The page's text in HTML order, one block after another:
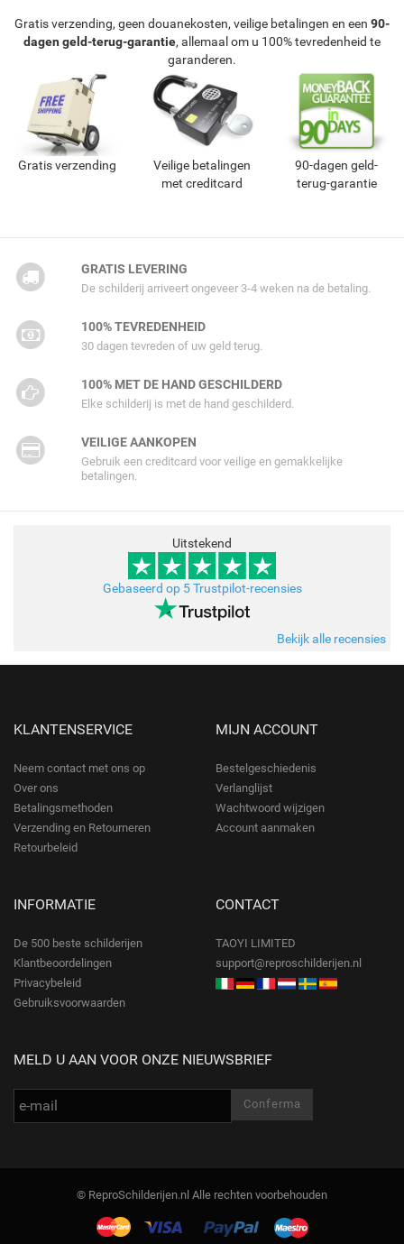
Gratis verzending, geen douanekosten, veilige betalingen en een 90-
dagen geld-terug-garantie, allemaal om u 100% tevredenheid te
garanderen.
Gratis verzending
Veilige betalingen
met creditcard
90-dagen geld-
terug-garantie
GRATIS LEVERING
De schilderij arriveert ongeveer 3-4 weken na de betaling.
100% TEVREDENHEID
30 dagen tevreden of uw geld terug.
100% MET DE HAND GESCHILDERD
Elke schilderij is met de hand geschilderd.
VEILIGE AANKOPEN
Gebruik een creditcard voor veilige en gemakkelijke
betalingen.
Uitstekend
Gebaseerd op 5 Trustpilot-recensies
Bekijk alle recensies
KLANTENSERVICE
Neem contact met ons op
Over ons
Betalingsmethoden
Verzending en Retourneren
Retourbeleid
MIJN ACCOUNT
Bestelgeschiedenis
Verlanglijst
Wachtwoord wijzigen
Account aanmaken
INFORMATIE
De 500 beste schilderijen
Klantbeoordelingen
Privacybeleid
Gebruiksvoorwaarden
CONTACT
TAOYI LIMITED
support@reproschilderijen.nl
MELD U AAN VOOR ONZE NIEUWSBRIEF
© ReproSchilderijen.nl Alle rechten voorbehouden